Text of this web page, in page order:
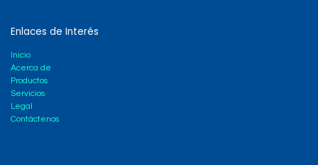
Enlaces de Interés
Inicio
Acerca de
Productos
Servicios
Legal
Contáctenos